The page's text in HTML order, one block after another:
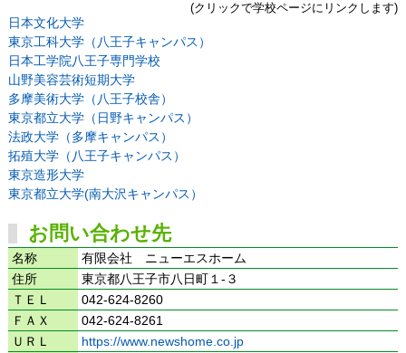
(クリックで学校ページにリンクします)
日本文化大学
東京工科大学（八王子キャンパス）
日本工学院八王子専門学校
山野美容芸術短期大学
多摩美術大学（八王子校舎）
東京都立大学（日野キャンパス）
法政大学（多摩キャンパス）
拓殖大学（八王子キャンパス）
東京造形大学
東京都立大学(南大沢キャンパス）
お問い合わせ先
名称
有限会社 ニューエスホーム
住所
東京都八王子市八日町１-３
ＴＥＬ
042-624-8260
ＦＡＸ
042-624-8261
ＵＲＬ
https://www.newshome.co.jp